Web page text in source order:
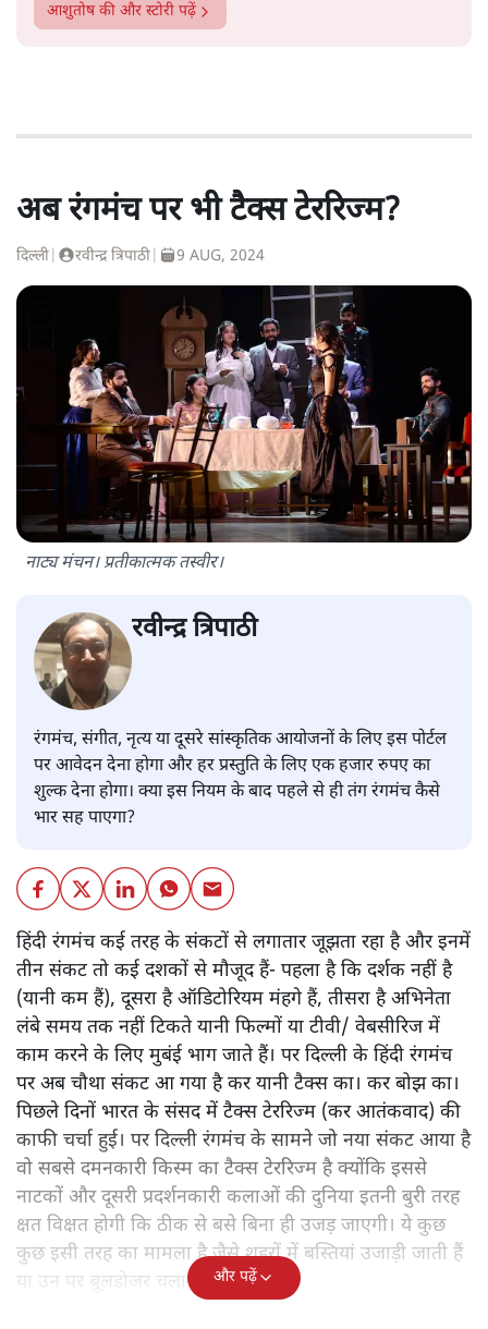
आशुतोषकी और स्टोरी पढ़ें
अब रंगमंच पर भी टैक्स टेररिज्म?
दिल्ली रवीन्द्र त्रिपाठी 9 AUG, 2024
नाट्य मंचन। प्रतीकात्मक तस्वीर।
रवीन्द्र त्रिपाठी
रंगमंच, संगीत, नृत्य या दूसरे सांस्कृतिक आयोजनों के लिए इस पोर्टल
पर आवेदन देना होगा और हर प्रस्तुति के लिए एक हजार रुपए का
शुल्क देना होगा। क्या इस नियम के बाद पहले से ही तंग रंगमंच कैसे
भार सह पाएगा?
हिंदी रंगमंच कई तरह के संकटों से लगातार जूझता रहा है और इनमें
तीन संकट तो कई दशकों से मौजूद हैं- पहला है कि दर्शक नहीं है
(यानी कम हैं), दूसरा है ऑडिटोरियम मंहगे हैं, तीसरा है अभिनेता
लंबे समय तक नहीं टिकते यानी फिल्मों या टीवी/ वेबसीरिज में
काम करने के लिए मुबंई भाग जाते हैं। पर दिल्ली के हिंदी रंगमंच
पर अब चौथा संकट आ गया है कर यानी टैक्स का। कर बोझ का।
पिछले दिनों भारत के संसद में टैक्स टेररिज्म (कर आतंकवाद) की
काफी चर्चा हुई। पर दिल्ली रंगमंच के सामने जो नया संकट आया है
वो सबसे दमनकारी किस्म का टैक्स टेररिज्म है क्योंकि इससे
नाटकों और दूसरी प्रदर्शनकारी कलाओं की दुनिया इतनी बुरी तरह
क्षत विक्षत होगी कि ठीक से बसे बिना ही उजड़ जाएगी। ये कुछ
कुछ इसी तरह का मामला है जैसे शहरों में बस्तियां उजाड़ी जाती हैं
या उन पर बुल़डोजर चलाए जाते हैं।
और पढ़ें